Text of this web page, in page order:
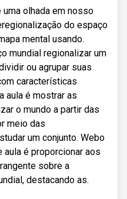
olhada em nosso
do espaço
mental usando.
mundial regionalizar um
ou agrupar suas
características
aula é mostrar as
o mundo a partir das
meio das
um conjunto. Webo
é proporcionar aos
sobre a
destacando as.